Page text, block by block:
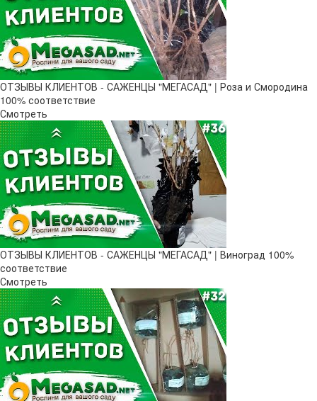
ОТЗЫВЫ КЛИЕНТОВ - САЖЕНЦЫ "МЕГАСАД" | Роза и Смородина
100% соответствие
Смотреть
ОТЗЫВЫ КЛИЕНТОВ - САЖЕНЦЫ "МЕГАСАД" | Виноград 100%
соответствие
Смотреть